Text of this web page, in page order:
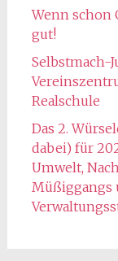
Wenn schon
gut!
Selbstmach-
Realschule
Das 2.
dabei) für
Umwelt,
Müßiggangs